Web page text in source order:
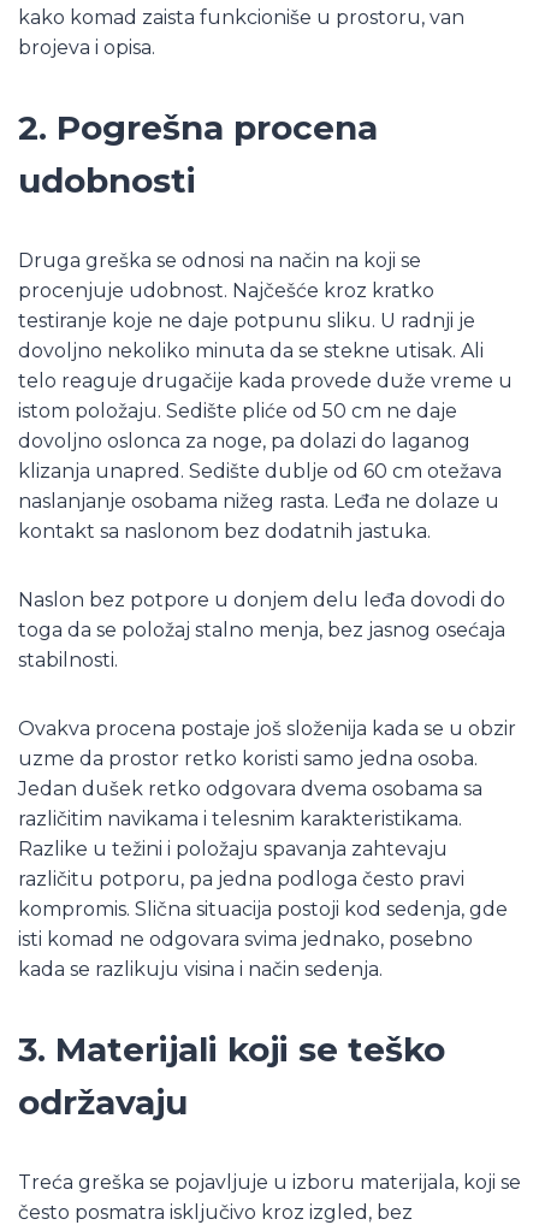
kako komad zaista funkcioniše u prostoru, van
brojeva i opisa.
2. Pogrešna procena
udobnosti
Druga greška se odnosi na način na koji se
procenjuje udobnost. Najčešće kroz kratko
testiranje koje ne daje potpunu sliku. U radnji je
dovoljno nekoliko minuta da se stekne utisak. Ali
telo reaguje drugačije kada provede duže vreme u
istom položaju. Sedište pliće od 50 cm ne daje
dovoljno oslonca za noge, pa dolazi do laganog
klizanja unapred. Sedište dublje od 60 cm otežava
naslanjanje osobama nižeg rasta. Leđa ne dolaze u
kontakt sa naslonom bez dodatnih jastuka.
Naslon bez potpore u donjem delu leđa dovodi do
toga da se položaj stalno menja, bez jasnog osećaja
stabilnosti.
Ovakva procena postaje još složenija kada se u obzir
uzme da prostor retko koristi samo jedna osoba.
Jedan dušek retko odgovara dvema osobama sa
različitim navikama i telesnim karakteristikama.
Razlike u težini i položaju spavanja zahtevaju
različitu potporu, pa jedna podloga često pravi
kompromis. Slična situacija postoji kod sedenja, gde
isti komad ne odgovara svima jednako, posebno
kada se razlikuju visina i način sedenja.
3. Materijali koji se teško
održavaju
Treća greška se pojavljuje u izboru materijala, koji se
često posmatra isključivo kroz izgled, bez